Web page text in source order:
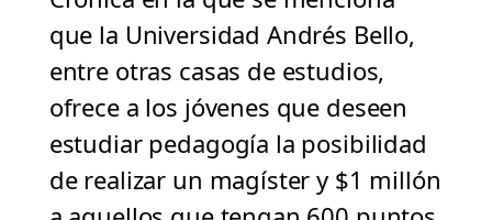
que la Universidad Andrés Bello,
entre otras casas de estudios,
ofrece a los jóvenes que deseen
estudiar pedagogía la posibilidad
de realizar un magíster y $1 millón